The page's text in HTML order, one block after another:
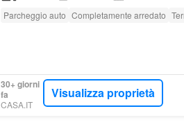
Parcheggio auto Completamente arredato
30+ giorni
fa
CASA.IT
Visualizza proprietà